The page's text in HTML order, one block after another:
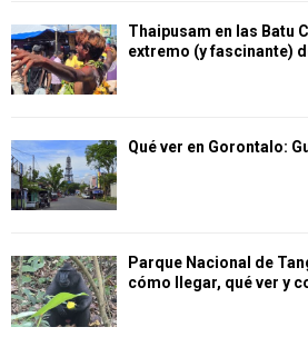
Thaipusam en las Batu
extremo (y fascinante)
Qué ver en Gorontalo:
Parque Nacional de
cómo llegar, qué ver y